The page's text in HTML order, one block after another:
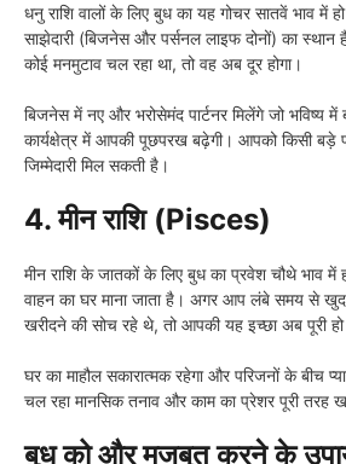
धनु राशि वालों के लिए बुध का यह गोचर सातवें भाव में
साझेदारी (बिजनेस और पर्सनल लाइफ दोनों) का
कोई मनमुटाव चल रहा था, तो वह अब दूर होगा।
बिजनेस में नए और भरोसेमंद पार्टनर मिलेंगे जो भविष्य
कार्यक्षेत्र में आपकी पूछपरख बढ़ेगी। आपको किसी बड़े
जिम्मेदारी मिल सकती है।
4. मीन राशि (Pisces)
मीन राशि के जातकों के लिए बुध का प्रवेश चौथे भाव में
वाहन का घर माना जाता है। अगर आप लंबे समय से
खरीदने की सोच रहे थे, तो आपकी यह इच्छा अब पूरी
घर का माहौल सकारात्मक रहेगा और परिजनों के बीच
चल रहा मानसिक तनाव और काम का प्रेशर पूरी तरह
बुध को और मजबूत करने के